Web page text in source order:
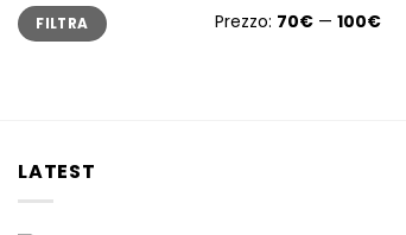
Prezzo
Min
Prezzo
MaxFILTRA Prezzo: 70€ — 100€
LATEST